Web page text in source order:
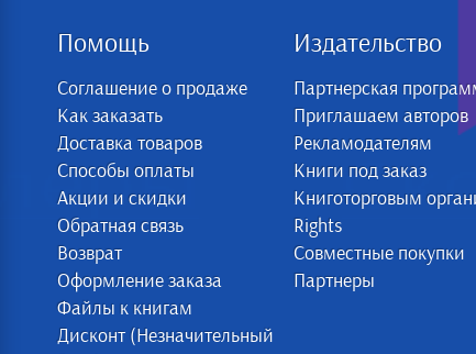
Помощь
Соглашение о продаже
Как заказать
Доставка товаров
Способы оплаты
Акции и скидки
Обратная связь
Возврат
Оформление заказа
Файлы к книгам
Дисконт (Незначительный
Издательство
Партнерская
Приглашаем авторов
Рекламодателям
Книги под заказ
Книготорговым
Rights
Совместные покупки
Партнеры